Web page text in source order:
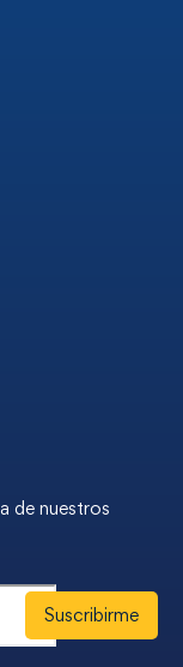
de nuestros
Suscribirme